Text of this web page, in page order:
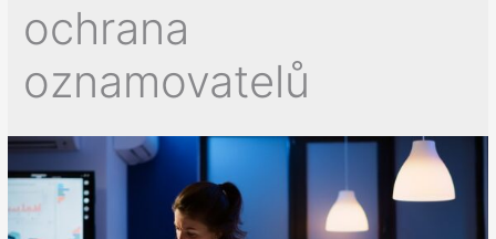
ochrana
oznamovatelů